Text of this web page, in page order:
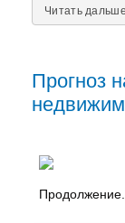
Читать
Прогноз
Продолжение.